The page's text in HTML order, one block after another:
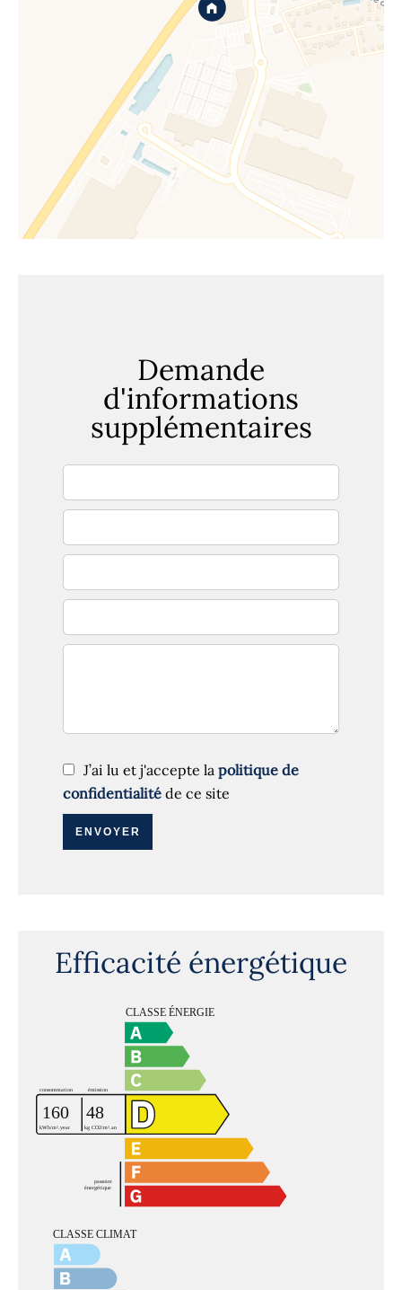
Demande
d'informations
supplémentaires
J’ai lu et j'accepte la politique de
confidentialité de ce site
ENVOYER
Efficacité énergétique